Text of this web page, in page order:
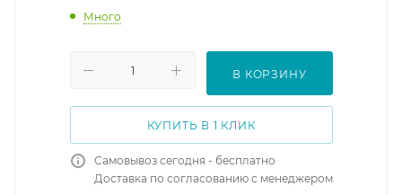
Много
В КОРЗИНУ
КУПИТЬ В 1 КЛИК
Самовывоз сегодня - бесплатно
Доставка по согласованию с менеджером